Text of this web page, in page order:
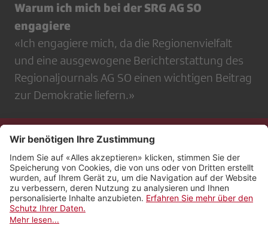
Warum ich mich bei der SRG AG SO
engagiere
«Ich engagiere mich, da die Regionenvielfalt
und eine ausgewogene Berichterstattung des
Regionaljournals AG SO einen wichtigen Beitrag
zur Demokratie liefern.»
Kontakt
Impressum
Rechtliches
Netiquette